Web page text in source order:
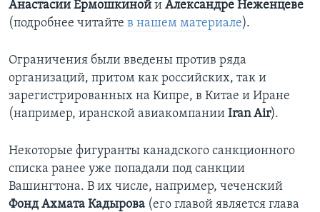
Анастасии Ермошкиной и Александре Неженцеве
(подробнее читайте в нашем материале).
Ограничения были введены против ряда
организаций, притом как российских, так и
зарегистрированных на Кипре, в Китае и Иране
(например, иранской авиакомпании IranAir).
Некоторые фигуранты канадского санкционного
списка ранее уже попадали под санкции
Вашингтона. В их числе, например, чеченский
Фонд Ахмата Кадырова (его главой является глава